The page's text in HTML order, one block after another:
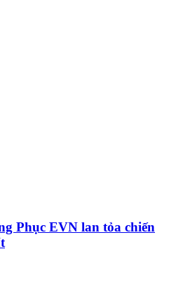
Phục EVN lan tỏa chiến